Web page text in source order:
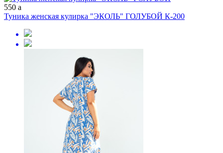
550 a
Туника женская кулирка "ЭКОЛЬ" ГОЛУБОЙ К-200